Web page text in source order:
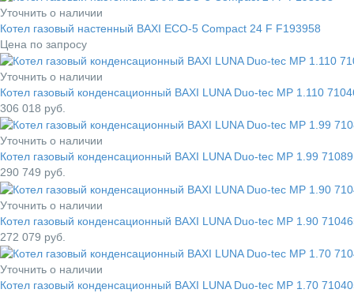
Уточнить о наличии
Котел газовый настенный BAXI ECO-5 Compact 24 F F193958
Цена по запросу
Уточнить о наличии
Котел газовый конденсационный BAXI LUNA Duo-tec MP 1.110
306 018 руб.
Уточнить о наличии
Котел газовый конденсационный BAXI LUNA Duo-tec MP 1.99
290 749 руб.
Уточнить о наличии
Котел газовый конденсационный BAXI LUNA Duo-tec MP 1.90
272 079 руб.
Уточнить о наличии
Котел газовый конденсационный BAXI LUNA Duo-tec MP 1.70